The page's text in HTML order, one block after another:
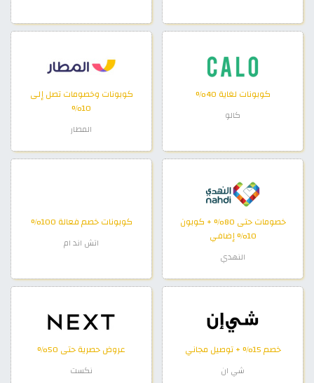
كوبونات لغاية 40%
كالو
كوبونات وخصومات تصل إلى
10%
المطار
خصومات حتى 80% + كوبون
10% إضافي
النهدي
كوبونات خصم فعالة 100%
اتش اند ام
خصم 15% + توصيل مجاني
شي ان
عروض حصرية حتى 50%
نكست